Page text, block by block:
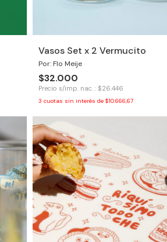
Vasos Set x 2 Vermucito
Por: Flo Meije
$32.000
Precio s/imp. nac. : $26.446
3 cuotas sin interés de $10.666,67